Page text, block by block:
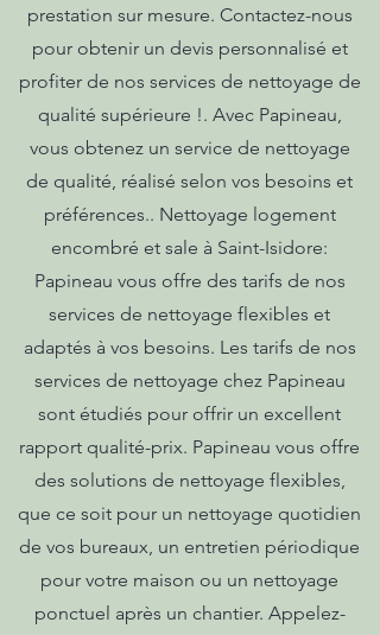
prestation sur mesure. Contactez-nous
pour obtenir un devis personnalisé et
profiter de nos services de nettoyage de
qualité supérieure !. Avec Papineau,
vous obtenez un service de nettoyage
de qualité, réalisé selon vos besoins et
préférences.. Nettoyage logement
encombré et sale à Saint-Isidore:
Papineau vous offre des tarifs de nos
services de nettoyage flexibles et
adaptés à vos besoins. Les tarifs de nos
services de nettoyage chez Papineau
sont étudiés pour offrir un excellent
rapport qualité-prix. Papineau vous offre
des solutions de nettoyage flexibles,
que ce soit pour un nettoyage quotidien
de vos bureaux, un entretien périodique
pour votre maison ou un nettoyage
ponctuel après un chantier. Appelez-